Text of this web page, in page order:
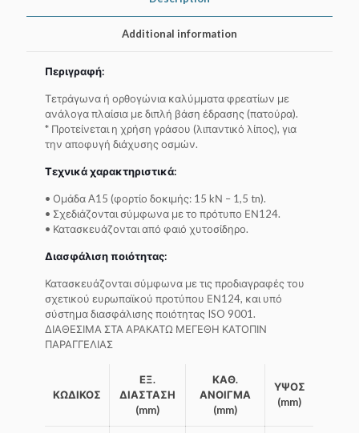
Additional information
Περιγραφή:
Τετράγωνα ή ορθογώνια καλύμματα φρεατίων με
ανάλογα πλαίσια με διπλή βάση έδρασης (πατούρα).
* Προτείνεται η χρήση γράσου (λιπαντικό λίπος), για
την αποφυγή διάχυσης οσμών.
Τεχνικά χαρακτηριστικά:
• Ομάδα A15 (φορτίο δοκιμής: 15 kΝ – 1,5 tn).
• Σχεδιάζονται σύμφωνα με το πρότυπο ΕΝ124.
• Κατασκευάζονται από φαιό χυτοσίδηρο.
Διασφάλιση ποιότητας:
Κατασκευάζονται σύμφωνα με τις προδιαγραφές του
σχετικού ευρωπαϊκού προτύπου ΕΝ124, και υπό
σύστημα διασφάλισης ποιότητας ISO 9001.
ΔΙΑΘΕΣΙΜΑ ΣΤΑ ΑΡΑΚΑΤΩ ΜΕΓΕΘΗ ΚΑΤΟΠΙΝ
ΠΑΡΑΓΓΕΛΙΑΣ
ΚΩΔΙΚΟΣ
ΕΞ.
ΔΙΑΣΤΑΣΗ
(mm)
ΚΑΘ.
ΑΝΟΙΓΜΑ
(mm)
ΥΨΟΣ
(mm)